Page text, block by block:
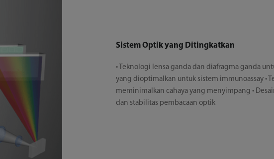
Sistem Optik yang Ditingkatkan
• Teknologi lensa ganda dan diafragma ganda
yang dioptimalkan untuk sistem immunoassay •
meminimalkan cahaya yang menyimpang •
dan stabilitas pembacaan optik